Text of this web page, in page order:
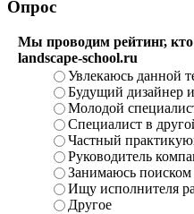
Опрос
Мы проводим рейтинг,
landscape-school.ru
Увлекаюсь данной
Будущий дизайнер
Молодой
Специалист в
Частный
Руководитель
Занимаюсь
Ищу исполнителя
Другое